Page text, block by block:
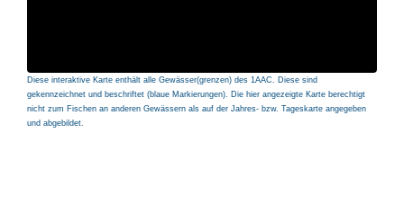
Diese interaktive Karte enthält alle Gewässer(grenzen) des 1AAC. Diese sind
gekennzeichnet und beschriftet (blaue Markierungen). Die hier angezeigte Karte berechtigt
nicht zum Fischen an anderen Gewässern als auf der Jahres- bzw. Tageskarte angegeben
und abgebildet.